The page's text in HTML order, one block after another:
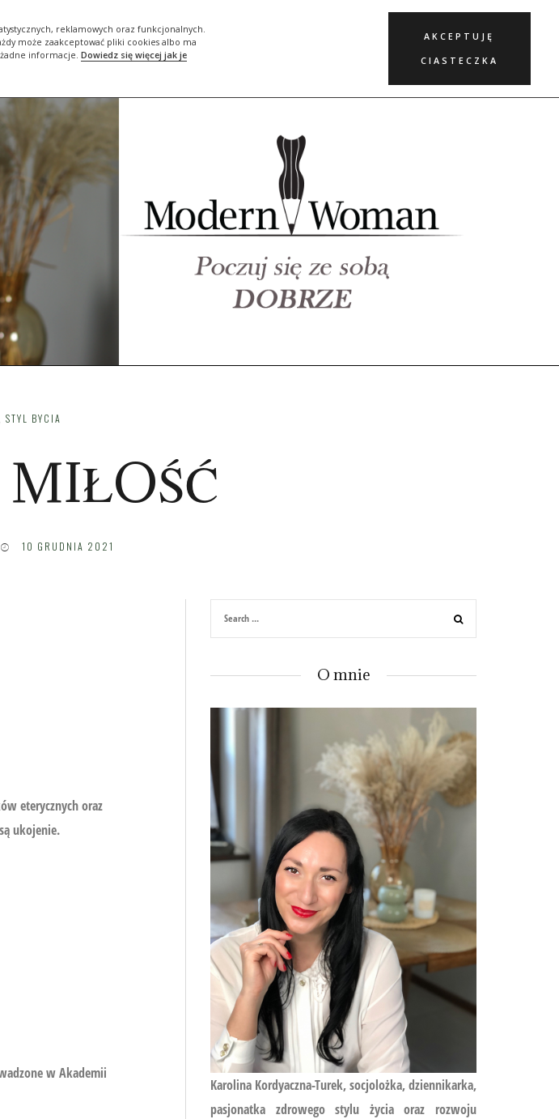
reklamowych oraz funkcjonalnych.
może zaakceptować pliki cookies albo ma
informacje. Dowiedz się więcej jak je
AKCEPTUJĘ
CIASTECZKA
STYL BYCIA
10 GRUDNIA 2021
eterycznych oraz
ukojenie.
w Akademii
O mnie
Karolina Kordyaczna-Turek, socjolożka, dziennikarka,
pasjonatka zdrowego stylu życia oraz rozwoju